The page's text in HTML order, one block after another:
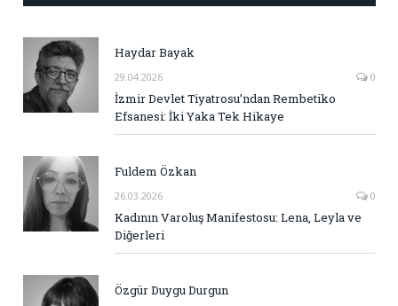
Haydar Bayak
29.04.2026 0
İzmir Devlet Tiyatrosu’ndan Rembetiko
Efsanesi: İki Yaka Tek Hikaye
Fuldem Özkan
26.03.2026 0
Kadının Varoluş Manifestosu: Lena, Leyla ve
Diğerleri
Özgür Duygu Durgun